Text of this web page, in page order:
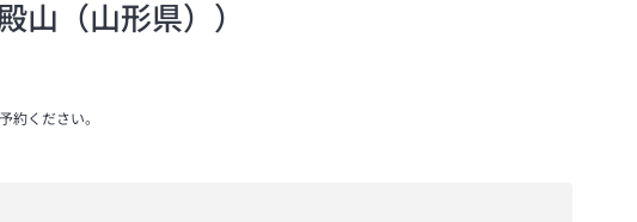
山（山形県））
約ください。